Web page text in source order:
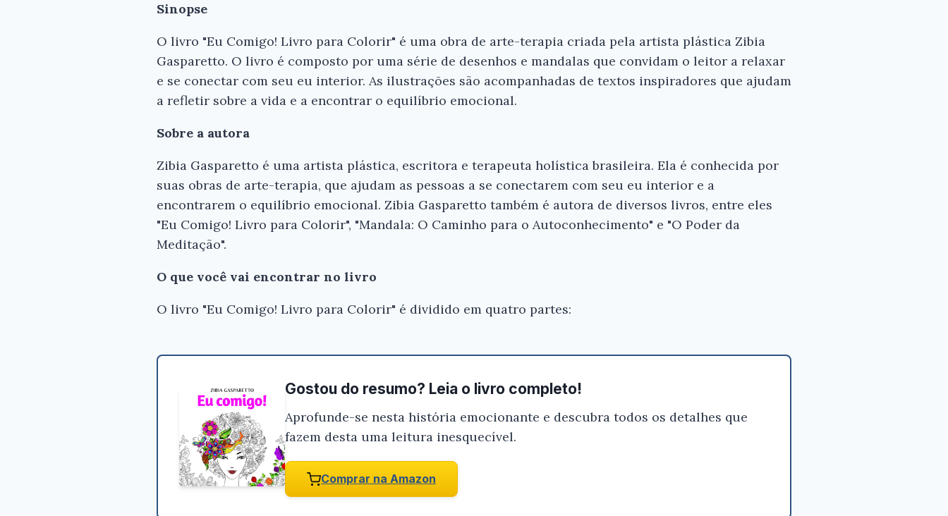
Sinopse
O livro "Eu Comigo! Livro para Colorir" é uma obra de arte-terapia criada pela artista plástica Zibia
Gasparetto. O livro é composto por uma série de desenhos e mandalas que convidam o leitor a relaxar
e se conectar com seu eu interior. As ilustrações são acompanhadas de textos inspiradores que ajudam
a refletir sobre a vida e a encontrar o equilíbrio emocional.
Sobre a autora
Zibia Gasparetto é uma artista plástica, escritora e terapeuta holística brasileira. Ela é conhecida por
suas obras de arte-terapia, que ajudam as pessoas a se conectarem com seu eu interior e a
encontrarem o equilíbrio emocional. Zibia Gasparetto também é autora de diversos livros, entre eles
"Eu Comigo! Livro para Colorir", "Mandala: O Caminho para o Autoconhecimento" e "O Poder da
Meditação".
O que você vai encontrar no livro
O livro "Eu Comigo! Livro para Colorir" é dividido em quatro partes:
Gostou do resumo? Leia o livro completo!
Aprofunde-se nesta história emocionante e descubra todos os detalhes que
fazem desta uma leitura inesquecível.
Comprar na Amazon
Gostou do resumo? Nós criamos resumos para
antes de comprar.
Eu comigo! Livro para colorir - Gasparetto
Conferir na Amazon